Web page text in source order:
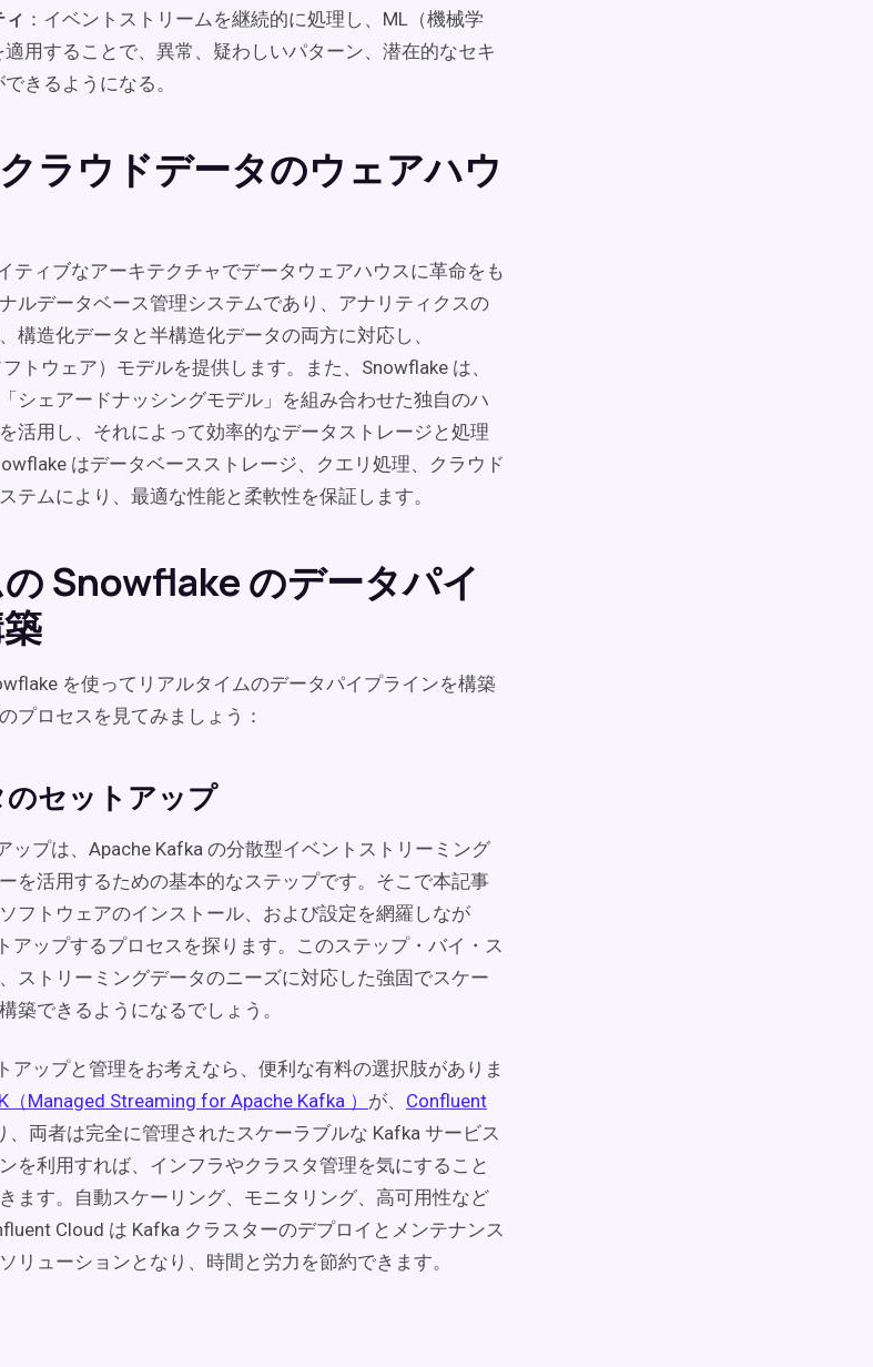
：イベントストリームを継続的に処理し、ML（機械学
用することで、異常、疑わしいパターン、潜在的なセキ
きるようになる。
ラウドデータのウェアハウ
ティブなアーキテクチャでデータウェアハウスに革命をも
ルデータベース管理システムであり、アナリティクスの
構造化データと半構造化データの両方に対応し、
トウェア）モデルを提供します。また、Snowflake は、
シェアードナッシングモデル」を組み合わせた独自のハ
活用し、それによって効率的なデータストレージと処理
はデータベースストレージ、クエリ処理、クラウド
テムにより、最適な性能と柔軟性を保証します。
Snowflake のデータパイ
を使ってリアルタイムのデータパイプラインを構築
プロセスを見てみましょう：
セットアップ
ップは、Apache Kafka の分散型イベントストリーミング
を活用するための基本的なステップです。そこで本記事
フトウェアのインストール、および設定を網羅しなが
アップするプロセスを探ります。このステップ・バイ・ス
ストリーミングデータのニーズに対応した強固でスケー
築できるようになるでしょう。
アップと管理をお考えなら、便利な有料の選択肢がありま
（Managed Streaming for Apache Kafka ） が、 Confluent
、両者は完全に管理されたスケーラブルな Kafka サービス
を利用すれば、インフラやクラスタ管理を気にすること
ます。自動スケーリング、モニタリング、高可用性など
Cloud は Kafka クラスターのデプロイとメンテナンス
リューションとなり、時間と労力を節約できます。